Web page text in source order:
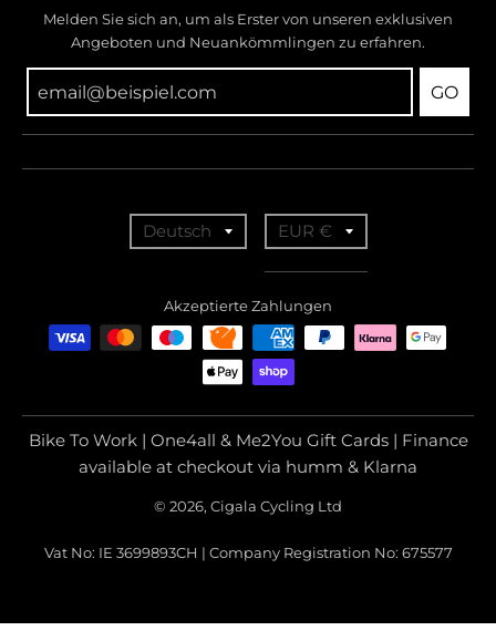
Melden Sie sich an, um als Erster von unseren exklusiven
Angeboten und Neuankömmlingen zu erfahren.
GO
n
a
t
n
i
Deutsch
a
n
s
a
t
i
n
i
EUR €
Akzeptierte Zahlungen
Bike To Work | One4all & Me2You Gift Cards | Finance
available at checkout via humm & Klarna
© 2026, Cigala Cycling Ltd
Vat No: IE 3699893CH | Company Registration No: 675577